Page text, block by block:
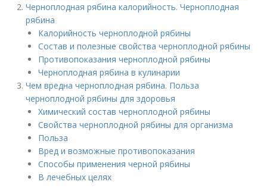
Черноплодная рябина калорийность. Черноплодная
рябина
Калорийность черноплодной рябины
Состав и полезные свойства черноплодной рябины
Противопоказания черноплодной рябины
Черноплодная рябина в кулинарии
Чем вредна черноплодная рябина. Польза
черноплодной рябины для здоровья
Химический состав черноплодной рябины
Свойства черноплодной рябины для организма
Польза
Вред и возможные противопоказания
Способы применения черной рябины
В лечебных целях